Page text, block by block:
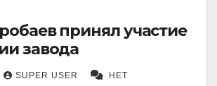
принял участие
завода
SUPER USER
НЕТ